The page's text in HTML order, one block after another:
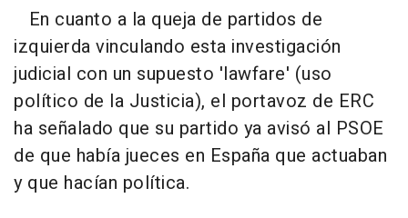
En cuanto a la queja de partidos de
izquierda vinculando esta investigación
judicial con un supuesto 'lawfare' (uso
político de la Justicia), el portavoz de ERC
ha señalado que su partido ya avisó al PSOE
de que había jueces en España que actuaban
y que hacían política.